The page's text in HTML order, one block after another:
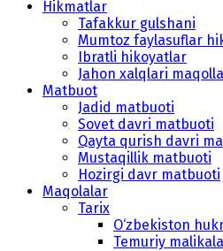
Hikmatlar
Tafakkur gulshani
Mumtoz faylasuflar
Ibratli hikoyatlar
Jahon xalqlari
Matbuot
Jadid matbuoti
Sovet davri matbuoti
Qayta qurish davri
Mustaqillik matbuoti
Hozirgi davr matbuoti
Maqolalar
Tarix
O‘zbekiston
Temuriy